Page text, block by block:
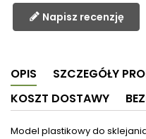
Napisz recenzję
OPIS
SZCZEGÓŁY
KOSZT DOSTAWY
Model plastikowy do